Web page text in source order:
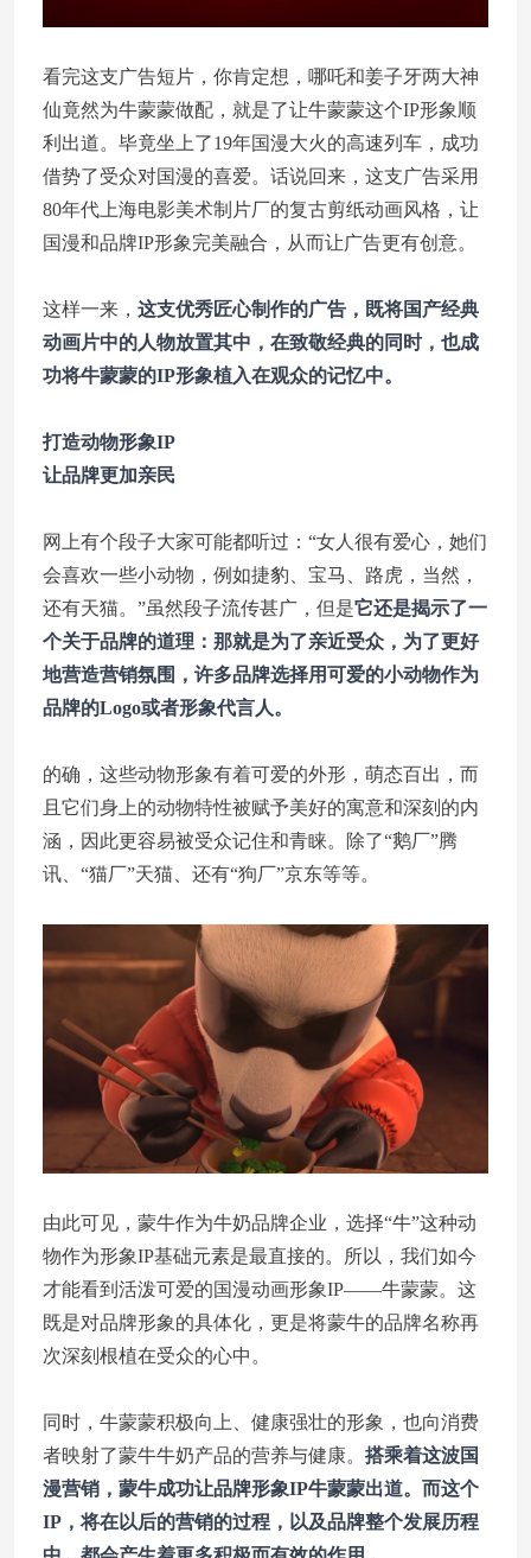
看完这支广告短片，你肯定想，哪吒和姜子牙两大神
仙竟然为牛蒙蒙做配，就是了让牛蒙蒙这个IP形象顺
利出道。毕竟坐上了19年国漫大火的高速列车，成功
借势了受众对国漫的喜爱。话说回来，这支广告采用
80年代上海电影美术制片厂的复古剪纸动画风格，让
国漫和品牌IP形象完美融合，从而让广告更有创意。
这样一来， 这支优秀匠心制作的广告，既将国产经典
动画片中的人物放置其中，在致敬经典的同时，也成
功将牛蒙蒙的IP形象植入在观众的记忆中。
打造动物形象IP
让品牌更加亲民
网上有个段子大家可能都听过：“女人很有爱心，她们
会喜欢一些小动物，例如捷豹、宝马、路虎，当然，
还有天猫。”虽然段子流传甚广，但是它还是揭示了一
个关于品牌的道理：那就是为了亲近受众，为了更好
地营造营销氛围，许多品牌选择用可爱的小动物作为
品牌的Logo或者形象代言人。
的确，这些动物形象有着可爱的外形，萌态百出，而
且它们身上的动物特性被赋予美好的寓意和深刻的内
涵，因此更容易被受众记住和青睐。除了“鹅厂”腾
讯、“猫厂”天猫、还有“狗厂”京东等等。
由此可见，蒙牛作为牛奶品牌企业，选择“牛”这种动
物作为形象IP基础元素是最直接的。所以，我们如今
才能看到活泼可爱的国漫动画形象IP——牛蒙蒙。这
既是对品牌形象的具体化，更是将蒙牛的品牌名称再
次深刻根植在受众的心中。
同时，牛蒙蒙积极向上、健康强壮的形象，也向消费
者映射了蒙牛牛奶产品的营养与健康。 搭乘着这波国
漫营销，蒙牛成功让品牌形象IP牛蒙蒙出道。而这个
IP，将在以后的营销的过程，以及品牌整个发展历程